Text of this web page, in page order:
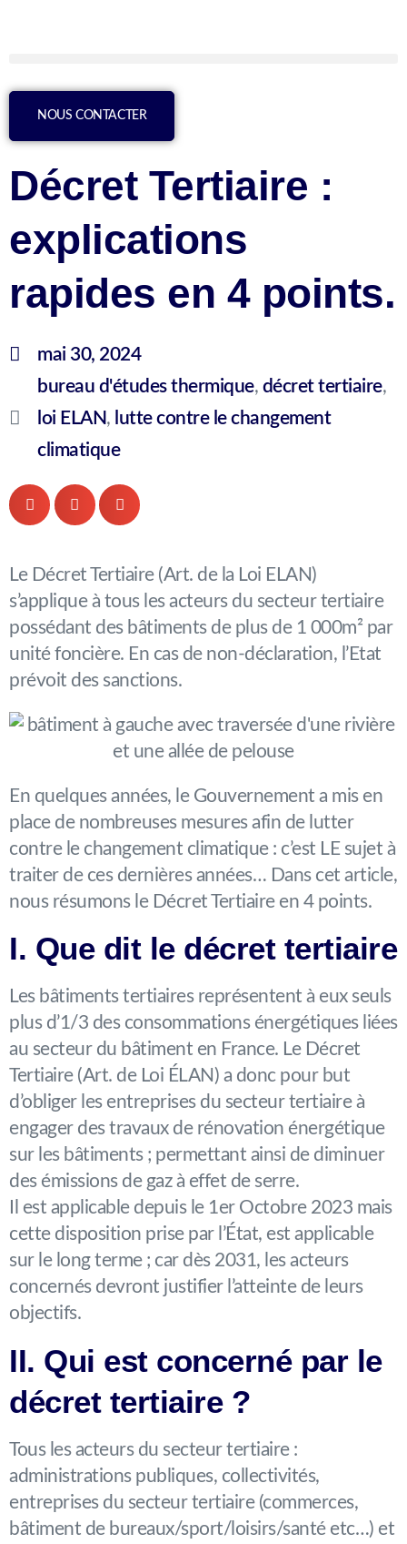
NOUS CONTACTER
Décret Tertiaire :
explications
rapides en 4 points.
mai 30, 2024
bureau d'études thermique, décret tertiaire,
loi ELAN, lutte contre le changement
climatique
Le Décret Tertiaire (Art. de la Loi ELAN)
s’applique à tous les acteurs du secteur tertiaire
possédant des bâtiments de plus de 1 000m² par
unité foncière. En cas de non-déclaration, l’Etat
prévoit des sanctions.
En quelques années, le Gouvernement a mis en
place de nombreuses mesures afin de lutter
contre le changement climatique : c’est LE sujet à
traiter de ces dernières années… Dans cet article,
nous résumons le Décret Tertiaire en 4 points.
I. Que dit le décret tertiaire
Les bâtiments tertiaires représentent à eux seuls
plus d’1/3 des consommations énergétiques liées
au secteur du bâtiment en France. Le Décret
Tertiaire (Art. de Loi ÉLAN) a donc pour but
d’obliger les entreprises du secteur tertiaire à
engager des travaux de rénovation énergétique
sur les bâtiments ; permettant ainsi de diminuer
des émissions de gaz à effet de serre.
Il est applicable depuis le 1er Octobre 2023 mais
cette disposition prise par l’État, est applicable
sur le long terme ; car dès 2031, les acteurs
concernés devront justifier l’atteinte de leurs
objectifs.
II. Qui est concerné par le
décret tertiaire ?
Tous les acteurs du secteur tertiaire :
administrations publiques, collectivités,
entreprises du secteur tertiaire (commerces,
bâtiment de bureaux/sport/loisirs/santé etc…) et